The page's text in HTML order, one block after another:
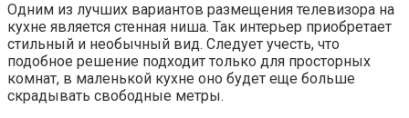
Одним из лучших вариантов размещения телевизора на
кухне является стенная ниша. Так интерьер приобретает
стильный и необычный вид. Следует учесть, что
подобное решение подходит только для просторных
комнат, в маленькой кухне оно будет еще больше
скрадывать свободные метры.